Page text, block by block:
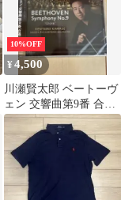
10%OFF
¥4,500
川瀬賢太郎 ベートーヴ
ェン 交響曲第9番 合唱
SACD サイン付き